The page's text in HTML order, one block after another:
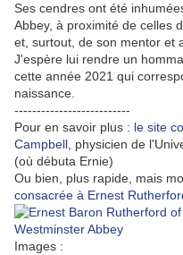
Ses cendres ont été
Abbey, à proximité de celles
et, surtout, de son mentor et
J'espère lui rendre un
cette année 2021 qui
naissance.
--------------------------
Pour en savoir plus : le site
Campbell , physicien de
(où débuta Ernie)
Ou bien, plus rapide, mais
consacrée à Ernest
Images :